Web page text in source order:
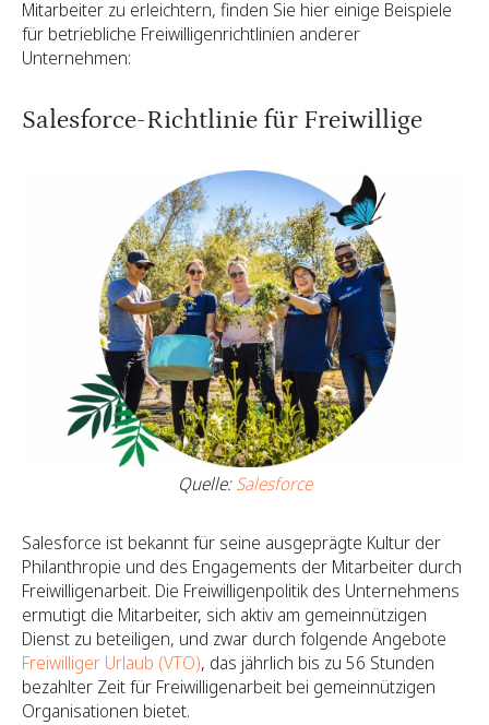
Mitarbeiter zu erleichtern, finden Sie hier einige Beispiele
für betriebliche Freiwilligenrichtlinien anderer
Unternehmen:
Salesforce-Richtlinie für Freiwillige
Quelle:Salesforce
Salesforce ist bekannt für seine ausgeprägte Kultur der
Philanthropie und des Engagements der Mitarbeiter durch
Freiwilligenarbeit. Die Freiwilligenpolitik des Unternehmens
ermutigt die Mitarbeiter, sich aktiv am gemeinnützigen
Dienst zu beteiligen, und zwar durch folgende Angebote
Freiwilliger Urlaub (VTO), das jährlich bis zu 56 Stunden
bezahlter Zeit für Freiwilligenarbeit bei gemeinnützigen
Organisationen bietet.